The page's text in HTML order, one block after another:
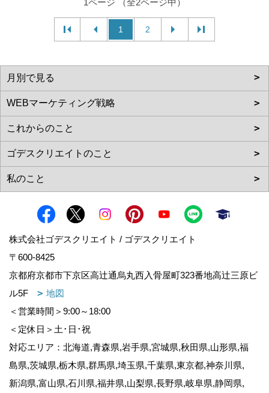
1ページ （全2ページ中）
1 2
株式会社ゴデスクリエイト / ゴデスクリエイト
〒600-8425
京都府京都市下京区高辻通烏丸西入骨屋町323番地高辻三原ビ
ル5F
地図
＜営業時間＞9:00～18:00
＜定休日＞土･日･祝
対応エリア：北海道,青森県,岩手県,宮城県,秋田県,山形県,福
島県,茨城県,栃木県,群馬県,埼玉県,千葉県,東京都,神奈川県,
新潟県,富山県,石川県,福井県,山梨県,長野県,岐阜県,静岡県,